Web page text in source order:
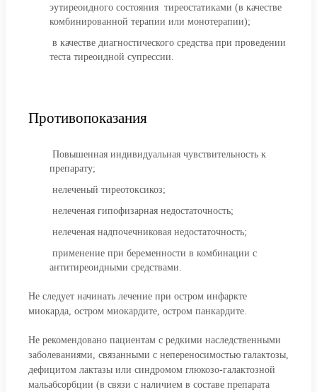
эутиреоидного состояния тиреостатиками (в качестве
комбинированной терапии или монотерапии);
в качестве диагностического средства при проведении
теста тиреоидной супрессии.
Противопоказания
Повышенная индивидуальная чувствительность к
препарату;
нелеченый тиреотоксикоз;
нелеченая гипофизарная недостаточность;
нелеченая надпочечниковая недостаточность;
применение при беременности в комбинации с
антитиреоидными средствами.
Не следует начинать лечение при остром инфаркте
миокарда, остром миокардите, остром панкардите.
Не рекомендовано пациентам с редкими наследственными
заболеваниями, связанными с непереносимостью галактозы,
дефицитом лактазы или синдромом глюкозо-галактозной
мальабсорбции (в связи с наличием в составе препарата